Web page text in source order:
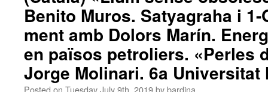
Boye.
Reforestació.
Cooperació.
Jorge
Molinari.
Consum
Estratègic.
Benito Muros. Satyagraha i
ment amb Dolors Marín.
en països petroliers. «Perles
Jorge Molinari. 6a Universitat
Posted on Tuesday July 9th, 2019bybardina